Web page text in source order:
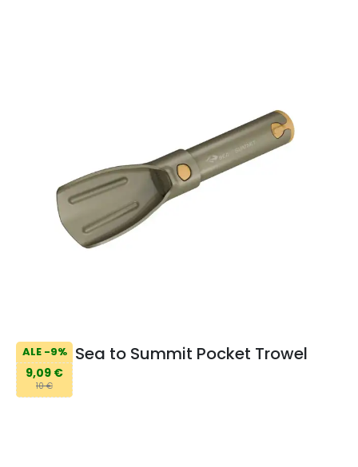
ALE -9%
9,09 €
10 €
Sea to Summit Pocket Trowel